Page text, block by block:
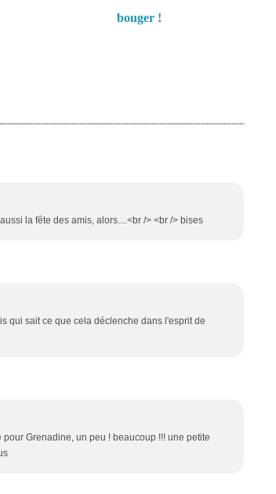
bouger !
la fête des amis, alors....<br /> <br /> bises
qui sait ce que cela déclenche dans l'esprit de
Grenadine, un peu ! beaucoup !!! une petite